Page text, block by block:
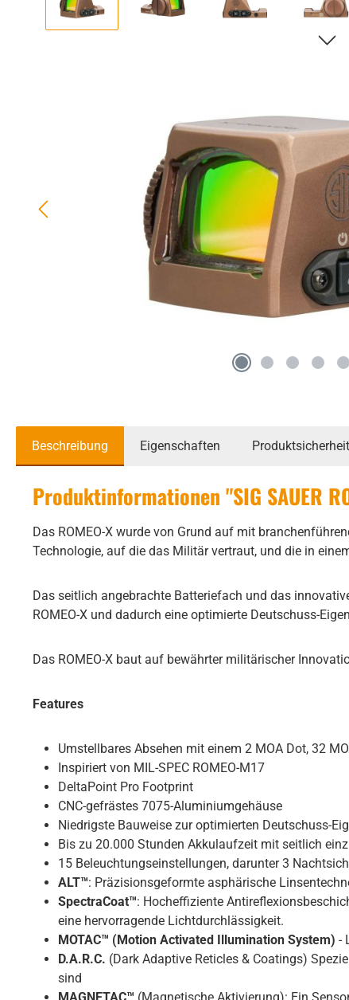
Beschreibung Eigenschaften Produktsicherheit
Produktinformationen "SIG SAUER
Das ROMEO-X wurde von Grund auf mit
Technologie, auf die das Militär vertraut, und die in
Das seitlich angebrachte Batteriefach und das
ROMEO-X und dadurch eine optimierte Deutschuss-
Das ROMEO-X baut auf bewährter militärischer
Features
Umstellbares Absehen mit einem 2 MOA Dot, 32
Inspiriert von MIL-SPEC ROMEO-M17
DeltaPoint Pro Footprint
CNC-gefrästes 7075-Aluminiumgehäuse
Niedrigste Bauweise zur optimierten Deutschuss-
Bis zu 20.000 Stunden Akkulaufzeit mit seitlich
15 Beleuchtungseinstellungen, darunter 3
ALT™: Präzisionsgeformte asphärische
SpectraCoat™: Hocheffiziente
eine hervorragende Lichtdurchlässigkeit.
MOTAC™ (Motion Activated Illumination System) -
D.A.R.C. (Dark Adaptive Reticles & Coatings)
sind